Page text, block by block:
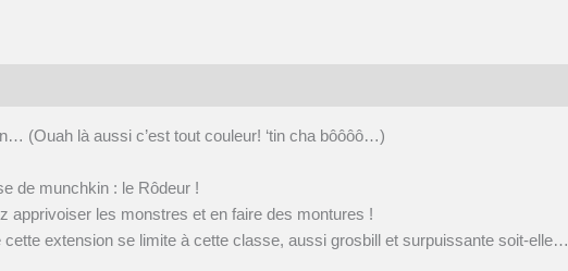
(Ouah là aussi c’est tout couleur! ‘tin cha bôôôô…)
de munchkin : le Rôdeur !
apprivoiser les monstres et en faire des montures !
extension se limite à cette classe, aussi grosbill et surpuissante soit-elle…